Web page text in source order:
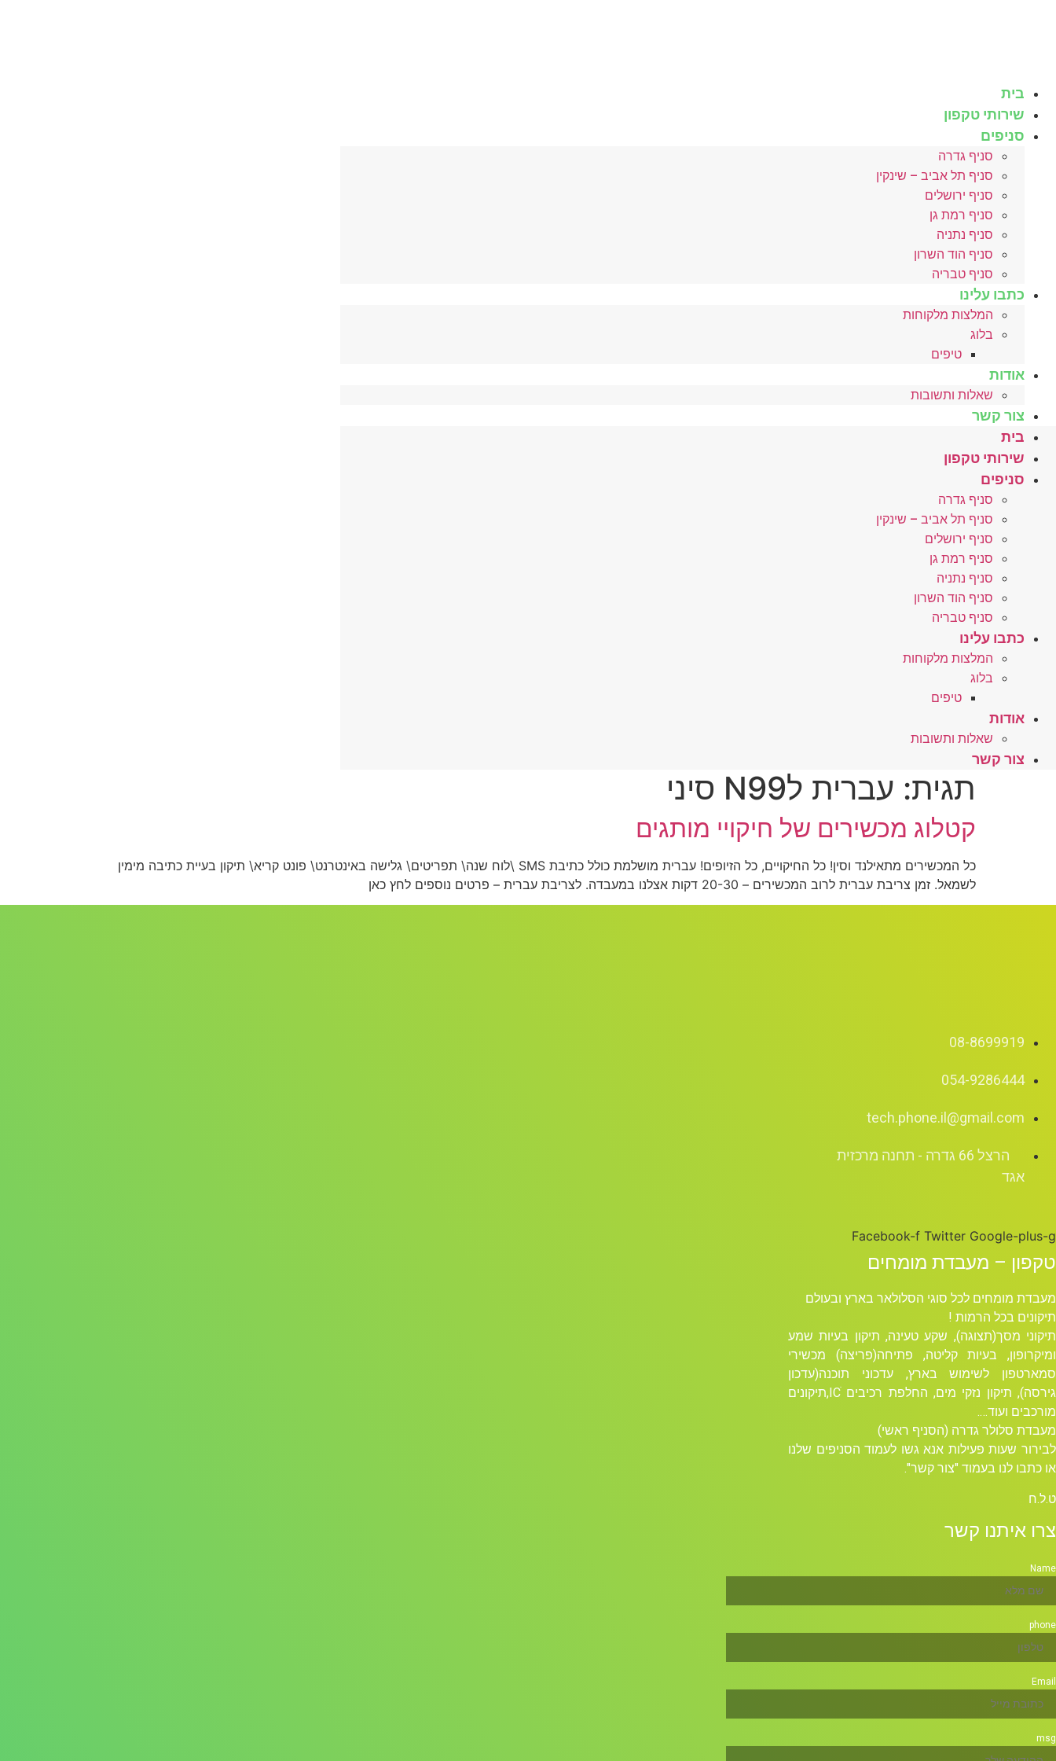
בית
שירותי טקפון
סניפים
סניף גדרה
סניף תל אביב – שינקין
סניף ירושלים
סניף רמת גן
סניף נתניה
סניף הוד השרון
סניף טבריה
כתבו עלינו
המלצות מלקוחות
בלוג
טיפים
אודות
שאלות ותשובות
צור קשר
בית
שירותי טקפון
סניפים
סניף גדרה
סניף תל אביב – שינקין
סניף ירושלים
סניף רמת גן
סניף נתניה
סניף הוד השרון
סניף טבריה
כתבו עלינו
המלצות מלקוחות
בלוג
טיפים
אודות
שאלות ותשובות
צור קשר
תגית: עברית לN99 סיני
קטלוג מכשירים של חיקויי מותגים
כל המכשירים מתאילנד וסין! כל החיקויים, כל הזיופים! עברית מושלמת כולל כתיבת SMS \לוח שנה\ תפריטים\ גלישה באינטרנט\ פונט קריא\ תיקון בעיית כתיבה מימין
לשמאל. זמן צריבת עברית לרוב המכשירים – 20-30 דקות אצלנו במעבדה. לצריבת עברית – פרטים נוספים לחץ כאן
08-8699919
054-9286444
tech.phone.il@gmail.com
הרצל 66 גדרה - תחנה מרכזית
אגד
Facebook-f Twitter Google-plus-g
טקפון – מעבדת מומחים
מעבדת מומחים לכל סוגי הסלולאר בארץ ובעולם
תיקונים בכל הרמות !
תיקוני מסך(תצוגה), שקע טעינה, תיקון בעיות שמע
ומיקרופון, בעיות קליטה, פתיחה(פריצה) מכשירי
סמארטפון לשימוש בארץ, עדכוני תוכנה(עדכון
גירסה), תיקון נזקי מים, החלפת רכיבים ICׁ,תיקונים
מורכבים ועוד….
מעבדת סלולר גדרה (הסניף ראשי)
לבירור שעות פעילות אנא גשו לעמוד הסניפים שלנו
או כתבו לנו בעמוד "צור קשר".
ט.ל.ח
צרו איתנו קשר
Name
phone
Email
msg